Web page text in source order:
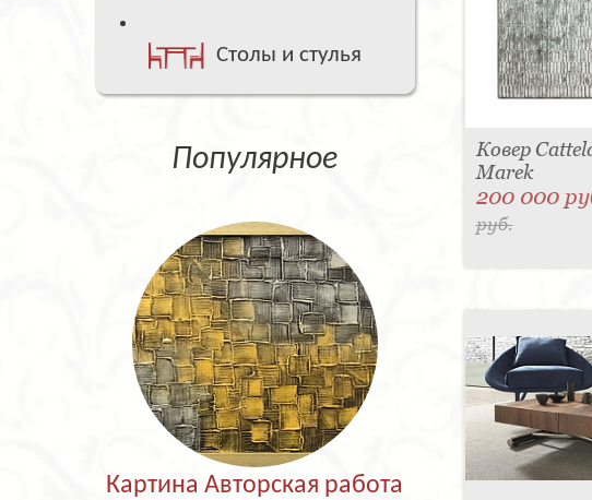
Столы и стулья
Популярное
Картина Авторская работа
Ковер
Marek
200 000
руб.